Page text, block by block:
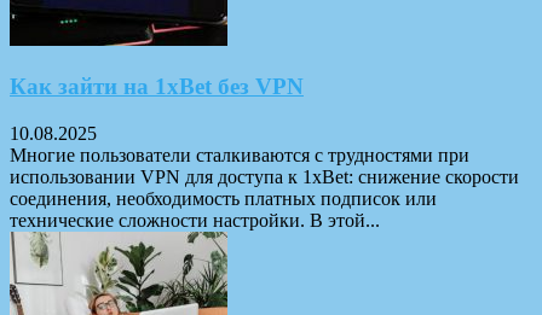
Как зайти на 1xBet без VPN
10.08.2025
Многие пользователи сталкиваются с трудностями при
использовании VPN для доступа к 1xBet: снижение скорости
соединения, необходимость платных подписок или
технические сложности настройки. В этой...